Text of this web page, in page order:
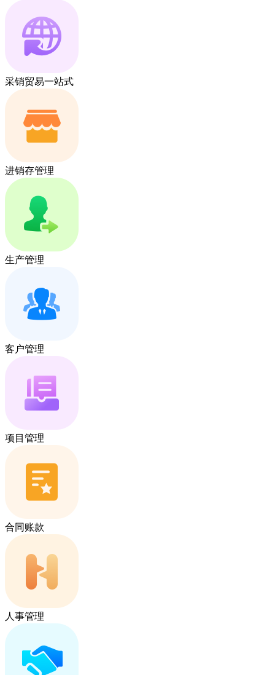
采销贸易一站式
进销存管理
生产管理
客户管理
项目管理
合同账款
人事管理